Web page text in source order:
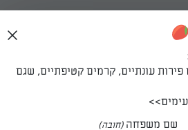
עונתיים, קרמים קטיפתיים, שגם
שם משפחה (חובה)